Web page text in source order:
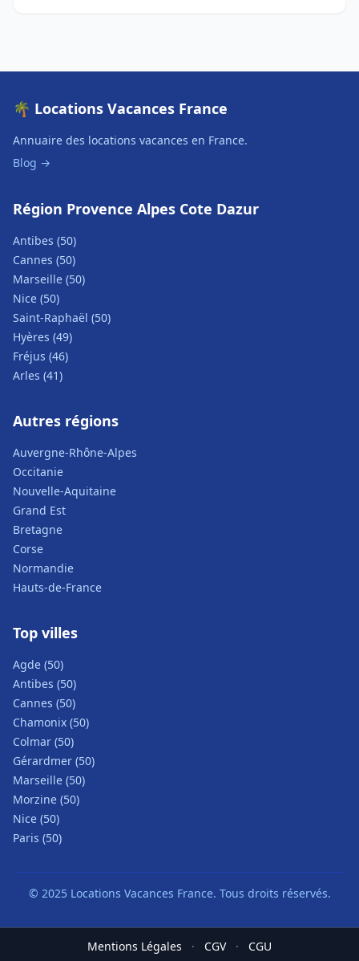
🌴 Locations Vacances France
Annuaire des locations vacances en France.
Blog →
Région Provence Alpes Cote Dazur
Antibes (50)
Cannes (50)
Marseille (50)
Nice (50)
Saint-Raphaël (50)
Hyères (49)
Fréjus (46)
Arles (41)
Autres régions
Auvergne-Rhône-Alpes
Occitanie
Nouvelle-Aquitaine
Grand Est
Bretagne
Corse
Normandie
Hauts-de-France
Top villes
Agde (50)
Antibes (50)
Cannes (50)
Chamonix (50)
Colmar (50)
Gérardmer (50)
Marseille (50)
Morzine (50)
Nice (50)
Paris (50)
© 2025 Locations Vacances France. Tous droits réservés.
Mentions Légales · CGV · CGU